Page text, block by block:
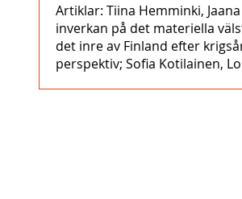
the
images
gallery
Artiklar: Tiina Hemminki,
inverkan på det materiella
det inre av Finland efter
perspektiv; Sofia Kotilainen,